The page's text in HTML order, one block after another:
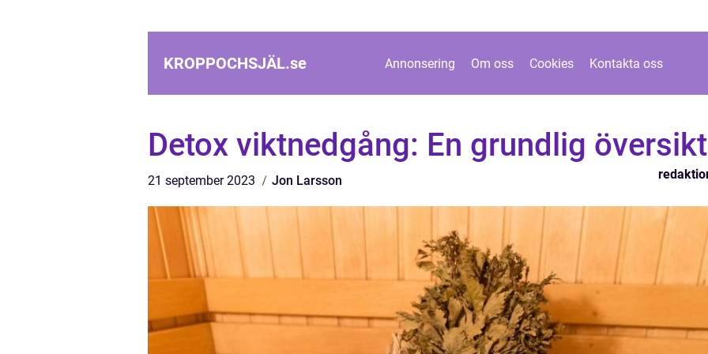
KROPPOCHSJÄL.se Annonsering Om oss Cookies Kontakta oss
Detox viktnedgång: En grundlig översikt
21 september 2023 Jon Larsson